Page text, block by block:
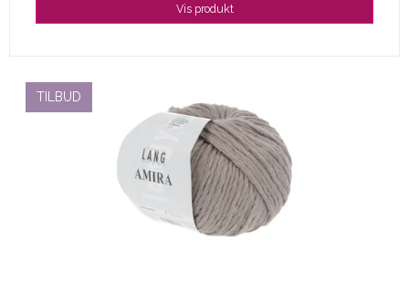
Vis produkt
TILBUD